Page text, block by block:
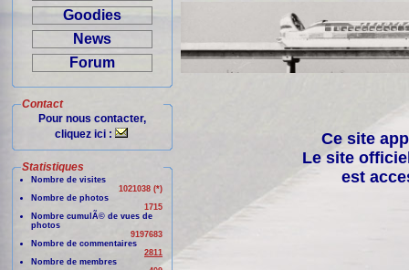
Goodies
News
Forum
Contact
Pour nous contacter,
cliquez ici :
Statistiques
Nombre de visites
1021038 (*)
Nombre de photos
1715
Nombre cumulÃ© de vues de
photos
9197683
Nombre de commentaires
2811
Nombre de membres
Ce site
Le site
est